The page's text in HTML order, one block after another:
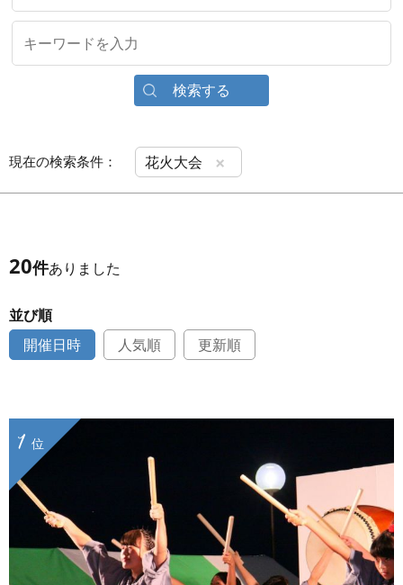
検索する
現在の検索条件： 花火大会 ×
20件ありました
並び順
開催日時
人気順 更新順
位
1